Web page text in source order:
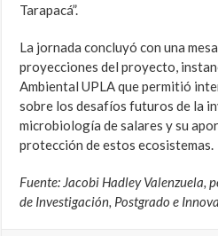
Tarapacá”.
La jornada concluyó con una
proyecciones del proyecto,
Ambiental UPLA que permitió
sobre los desafíos futuros de la
microbiología de salares y su
protección de estos ecosistemas.
Fuente: Jacobi Hadley Valenzuela,
de Investigación, Postgrado e